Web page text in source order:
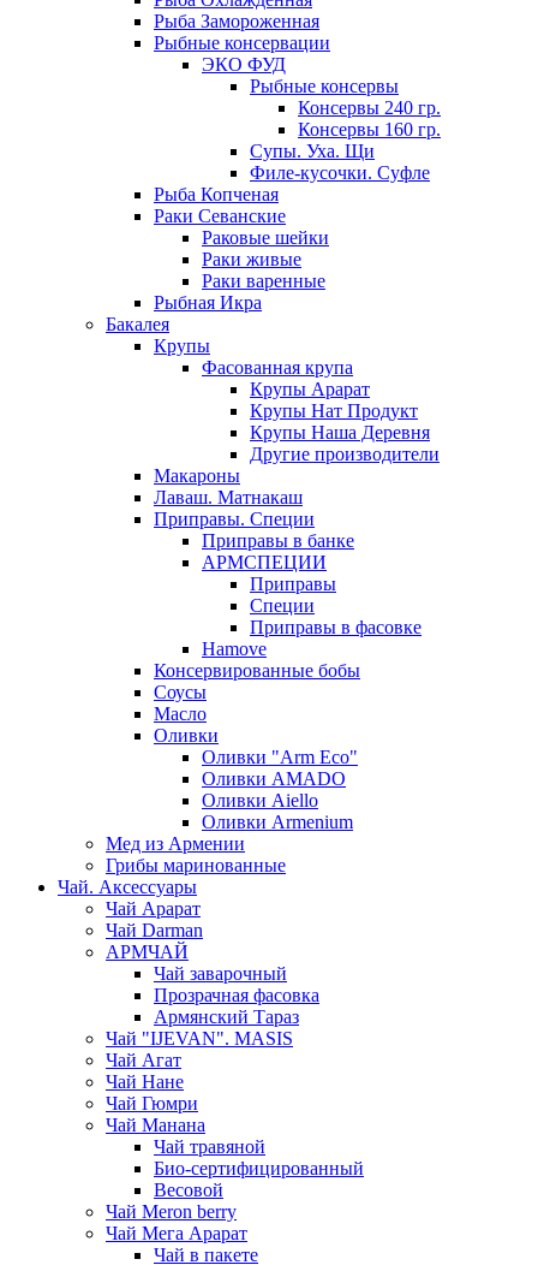
Рыба Замороженная
Рыбные консервации
ЭКО ФУД
Рыбные консервы
Консервы 240 гр.
Консервы 160 гр.
Супы. Уха. Щи
Филе-кусочки. Суфле
Рыба Копченая
Раки Севанские
Раковые шейки
Раки живые
Раки варенные
Рыбная Икра
Бакалея
Крупы
Фасованная крупа
Крупы Арарат
Крупы Нат Продукт
Крупы Наша Деревня
Другие производители
Макароны
Лаваш. Матнакаш
Приправы. Специи
Приправы в банке
АРМСПЕЦИИ
Приправы
Специи
Приправы в фасовке
Hamove
Консервированные бобы
Соусы
Масло
Оливки
Оливки "Arm Eco"
Оливки AMADO
Оливки Aiello
Оливки Armenium
Мед из Армении
Грибы маринованные
Чай. Аксессуары
Чай Арарат
Чай Darman
АРМЧАЙ
Чай заварочный
Прозрачная фасовка
Армянский Тараз
Чай "IJEVAN". MASIS
Чай Агат
Чай Нане
Чай Гюмри
Чай Манана
Чай травяной
Био-сертифицированный
Весовой
Чай Meron berry
Чай Мега Арарат
Чай в пакете